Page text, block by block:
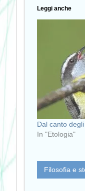
Leggi anche
Dal canto
In "Etologia"
Filosofia e